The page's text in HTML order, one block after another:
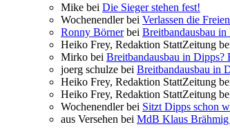
Mike bei Die Sieger stehen fest!
Wochenendler bei Verlassen die
Ronny Börnerbei Breitbandausbau
Heiko Frey, Redaktion StattZeitung
Mirko bei Breitbandausbau in Dipps?
joerg schulze bei Breitbandausbau in
Heiko Frey, Redaktion StattZeitung
Heiko Frey, Redaktion StattZeitung
Wochenendler bei Sitzt Dipps schon
aus Versehen bei MdB Klaus